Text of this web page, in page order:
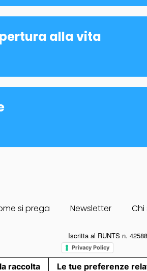
alla vita
si prega Newsletter Chi
Iscritta al RUNTS n.
Privacy Policy
raccolta Le tue preferenze